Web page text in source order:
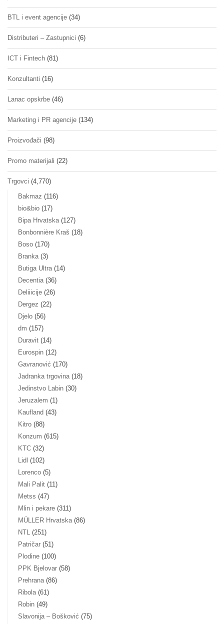
BTL i event agencije (34)
Distributeri – Zastupnici (6)
ICT i Fintech (81)
Konzultanti (16)
Lanac opskrbe (46)
Marketing i PR agencije (134)
Proizvođači (98)
Promo materijali (22)
Trgovci (4,770)
Bakmaz (116)
bio&bio (17)
Bipa Hrvatska(127)
Bonbonnière Kraš (18)
Boso (170)
Branka(3)
Butiga Ultra(14)
Decentia(36)
Deliiicije (26)
Dergez (22)
Djelo (56)
dm (157)
Duravit (14)
Eurospin (12)
Gavranović (170)
Jadranka trgovina(18)
Jedinstvo Labin (30)
Jeruzalem (1)
Kaufland (43)
Kitro (88)
Konzum (615)
KTC (32)
Lidl (102)
Lorenco (5)
Mali Palit (11)
Metss (47)
Mlin i pekare (311)
MÜLLER Hrvatska(86)
NTL (251)
Patričar (51)
Plodine (100)
PPK Bjelovar (58)
Prehrana(86)
Ribola(61)
Robin (49)
Slavonija – Bošković (75)